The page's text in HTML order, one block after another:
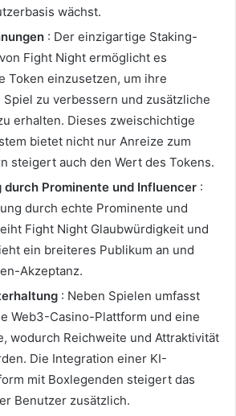
wächst.
: Der einzigartige Staking-
Fight Night ermöglicht es
Token einzusetzen, um ihre
Spiel zu verbessern und zusätzliche
erhalten. Dieses zweischichtige
bietet nicht nur Anreize zum
steigert auch den Wert des Tokens.
Prominente und Influencer :
durch echte Prominente und
Fight Night Glaubwürdigkeit und
ein breiteres Publikum an und
Akzeptanz.
: Neben Spielen umfasst
Web3-Casino-Plattform und eine
wodurch Reichweite und Attraktivität
Die Integration einer KI-
mit Boxlegenden steigert das
Benutzer zusätzlich.